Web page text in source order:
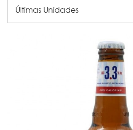
Últimas Unidades